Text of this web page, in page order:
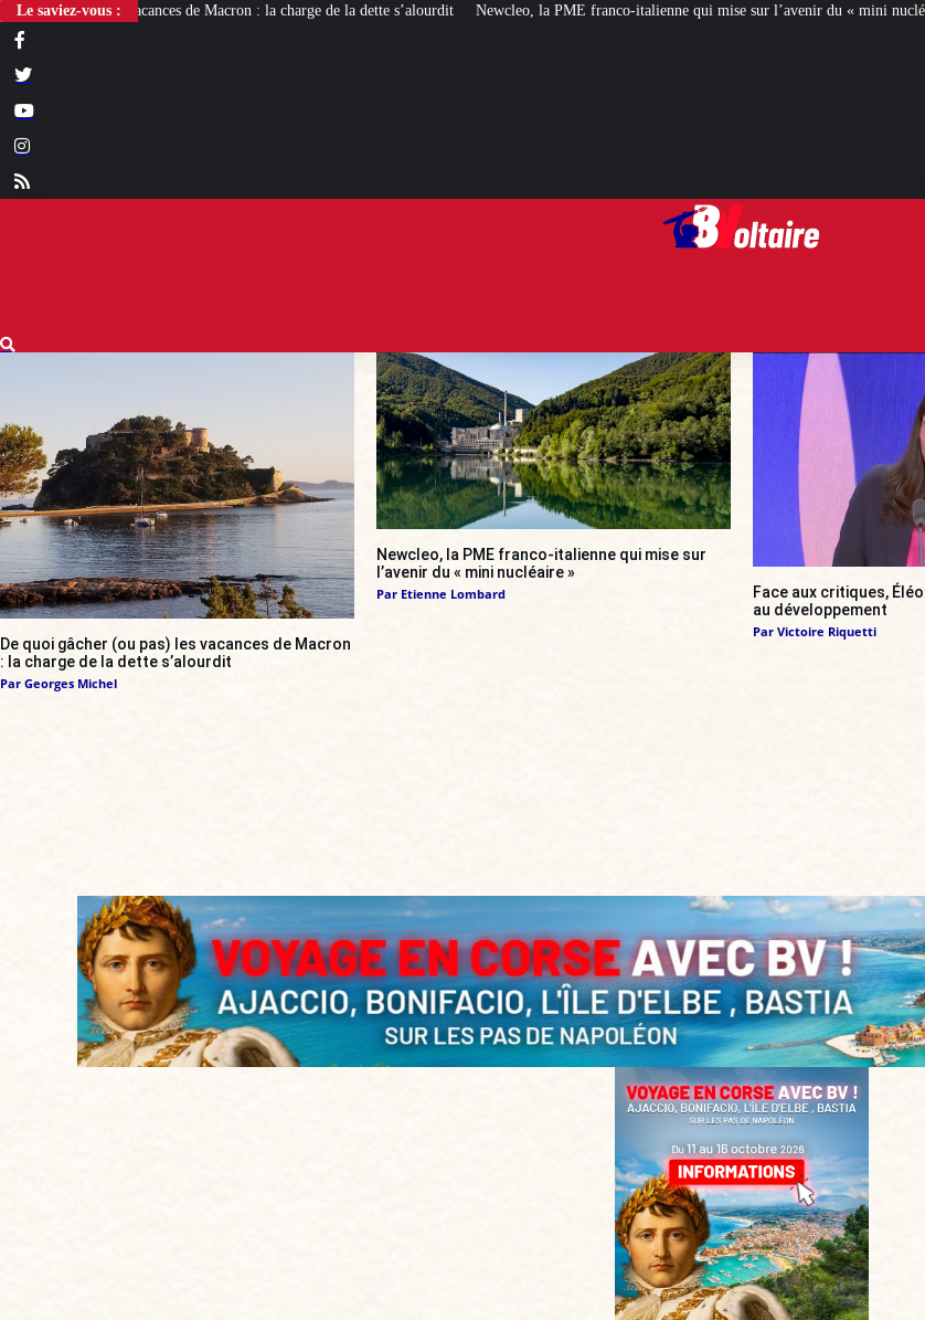
Le saviez-vous :
de Macron : la charge de la dette s’alourdit Newcleo, la PME franco-italienne qui mise sur l’avenir du « mini nucléaire » Face aux
De quoi gâcher (ou pas) les vacances de Macron
: la charge de la dette s’alourdit
Par Georges Michel
Newcleo, la PME franco-italienne qui mise sur
l’avenir du « mini nucléaire »
Par Etienne Lombard
Face aux critiques,
au développement
Par Victoire Riquetti